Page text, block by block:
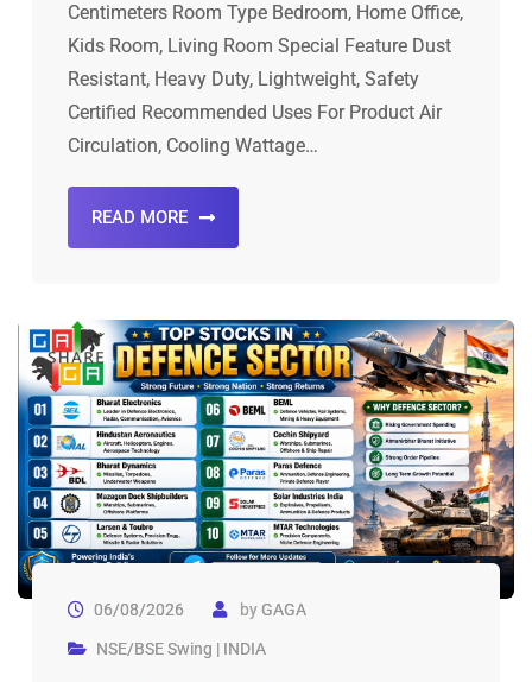
Centimeters Room Type Bedroom, Home Office,
Kids Room, Living Room Special Feature Dust
Resistant, Heavy Duty, Lightweight, Safety
Certified Recommended Uses For Product Air
Circulation, Cooling Wattage…
READ MORE
06/08/2026 byGAGA
NSE/BSE Swing | INDIA